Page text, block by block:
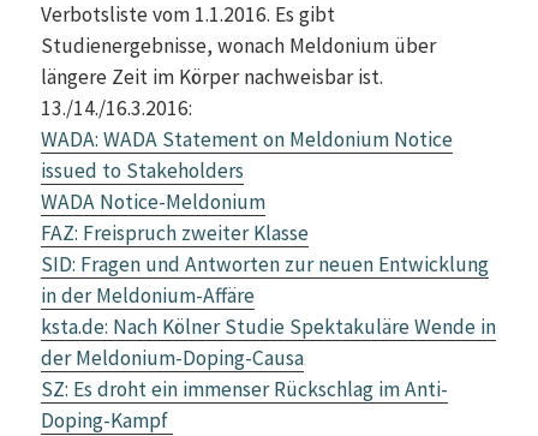
Verbotsliste vom 1.1.2016. Es gibt
Studienergebnisse, wonach Meldonium über
längere Zeit im Körper nachweisbar ist.
13./14./16.3.2016:
WADA: WADA Statement on Meldonium Notice
issued to Stakeholders
WADA Notice-Meldonium
FAZ: Freispruch zweiter Klasse
SID: Fragen und Antworten zur neuen Entwicklung
in der Meldonium-Affäre
ksta.de: Nach Kölner Studie Spektakuläre Wende in
der Meldonium-Doping-Causa
SZ: Es droht ein immenser Rückschlag im Anti-
Doping-Kampf